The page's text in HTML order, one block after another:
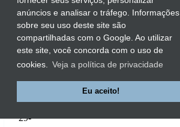
anúncios e analisar o tráfego. Informações
sobre seu uso deste site são
compartilhadas com o Google. Ao utilizar
este site, você concorda com o uso de
cookies.
Veja a política de privacidade
Eu aceito!
21-
22-
23-
24-
25-
28-
29-